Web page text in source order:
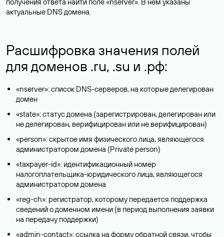
актуальные DNS домена.
Расшифровка значения полей
для доменов .ru, .su и .рф:
«nserver»: список DNS-серверов, на которые делегирован
домен
«state»: статус домена (зарегистрирован, делегирован или
не делегирован, верифицирован или не верифицирован)
«person»: скрытое имя физического лица, являющегося
администратором домена (Privatе person)
«taxpayer-id»: идентификационный номер
налогоплательщика-юридического лица, являющегося
администратором домена
«reg-ch»: регистратор, которому передается поддержка
сведений о доменном имени (в период выполнения заявки
на передачу поддержки)
«admin-contact»: ссылка на форму обратной связи, чтобы